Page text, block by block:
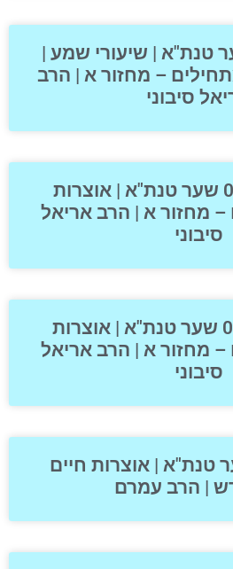
| שיעורי שמע |
– מחזור א | הרב
סיבוני
פ"ב | 03 שער טנת"א | אוצרות
מחזור א | הרב אריאל
סיבוני
פ"א | 03 שער טנת"א | אוצרות
מחזור א | הרב אריאל
סיבוני
שער טנת"א | אוצרות חיים
| הרב עמרם